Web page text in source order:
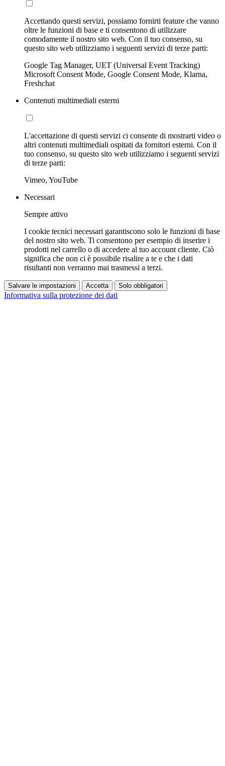
Accettando questi servizi, possiamo fornirti feature che vanno
oltre le funzioni di base e ti consentono di utilizzare
comodamente il nostro sito web. Con il tuo consenso, su
questo sito web utilizziamo i seguenti servizi di terze parti:
Google Tag Manager, UET (Universal Event Tracking)
Microsoft Consent Mode, Google Consent Mode, Klarna,
Freshchat
Contenuti multimediali esterni
L'accettazione di questi servizi ci consente di mostrarti video o
altri contenuti multimediali ospitati da fornitori esterni. Con il
tuo consenso, su questo sito web utilizziamo i seguenti servizi
di terze parti:
Vimeo, YouTube
Necessari
Sempre attivo
I cookie tecnici necessari garantiscono solo le funzioni di base
del nostro sito web. Ti consentono per esempio di inserire i
prodotti nel carrello o di accedere al tuo account cliente. Ciò
significa che non ci è possibile risalire a te e che i dati
risultanti non verranno mai trasmessi a terzi.
Salvare le impostazioni Accetta Solo obbligatori
Informativa sulla protezione dei dati